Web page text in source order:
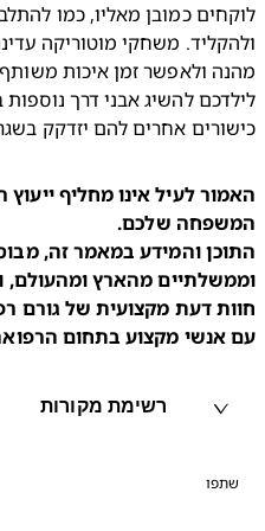
אחרים להם יזדקק בשגרת
מקצוע בתחום הרפואה
רשימת מקורות